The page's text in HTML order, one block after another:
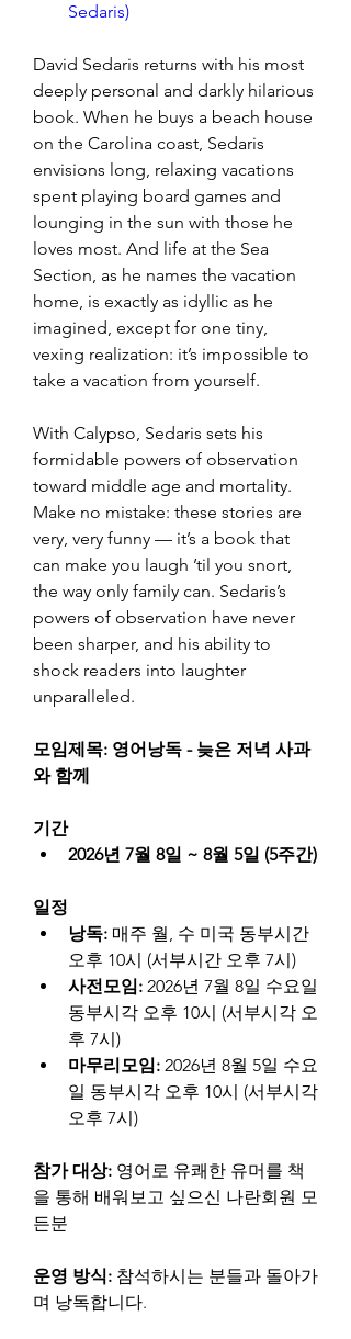
Sedaris)
David Sedaris returns with his most
deeply personal and darkly hilarious
book. When he buys a beach house
on the Carolina coast, Sedaris
envisions long, relaxing vacations
spent playing board games and
lounging in the sun with those he
loves most. And life at the Sea
Section, as he names the vacation
home, is exactly as idyllic as he
imagined, except for one tiny,
vexing realization: it’s impossible to
take a vacation from yourself.
With Calypso, Sedaris sets his
formidable powers of observation
toward middle age and mortality.
Make no mistake: these stories are
very, very funny — it’s a book that
can make you laugh ’til you snort,
the way only family can. Sedaris’s
powers of observation have never
been sharper, and his ability to
shock readers into laughter
unparalleled.
모임제목: 영어낭독 - 늦은 저녁 사과
와 함께
기간
2026년 7월 8일 ~ 8월 5일 (5주간)
일정
낭독: 매주 월, 수 미국 동부시간
오후 10시 (서부시간 오후 7시)
사전모임: 2026년 7월 8일 수요일
동부시각 오후 10시 (서부시각 오
후 7시)
마무리모임: 2026년 8월 5일 수요
일 동부시각 오후 10시 (서부시각
오후 7시)
참가 대상: 영어로 유쾌한 유머를 책
을 통해 배워보고 싶으신 나란회원 모
든분
운영 방식: 참석하시는 분들과 돌아가
며 낭독합니다.